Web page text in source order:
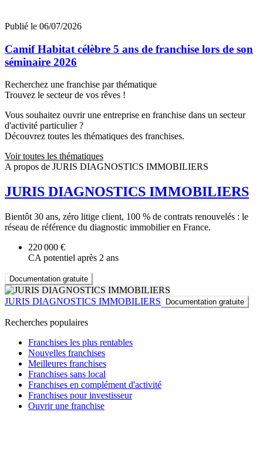
Publié le 06/07/2026
Camif Habitat célèbre 5 ans de franchise lors de son
séminaire 2026
Recherchez une franchise par thématique
Trouvez le secteur de vos rêves !
Vous souhaitez ouvrir une entreprise en franchise dans un secteur
d'activité particulier ?
Découvrez toutes les thématiques des franchises.
Voir toutes les thématiques
A propos de JURIS DIAGNOSTICS IMMOBILIERS
JURIS DIAGNOSTICS IMMOBILIERS
Bientôt 30 ans, zéro litige client, 100 % de contrats renouvelés : le
réseau de référence du diagnostic immobilier en France.
220 000 €
CA potentiel après 2 ans
Documentation gratuite
JURIS DIAGNOSTICS IMMOBILIERS Documentation gratuite
Recherches populaires
Franchises les plus rentables
Nouvelles franchises
Meilleures franchises
Franchises sans local
Franchises en complément d'activité
Franchises pour investisseur
Ouvrir une franchise